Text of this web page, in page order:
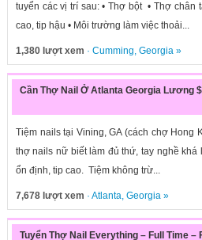
tuyển các vị trí sau: • Thợ bột • Thợ chân
cao, tip hậu • Môi trường làm việc thoải...
1,380 lượt xem · Cumming, Georgia»
Cần Thợ Nail Ở Atlanta Georgia Lương
Tiệm nails tại Vining, GA (cách chợ Hong
thợ nails nữ biết làm đủ thứ, tay nghề
ổn định, tip cao. Tiệm không trừ...
7,678 lượt xem · Atlanta, Georgia»
Tuyển Thợ Nail Everything – Full Time –